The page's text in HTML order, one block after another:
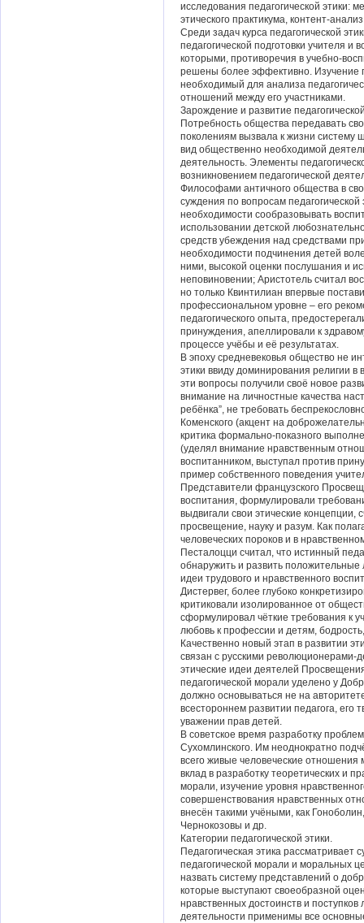
исследования педагогической этики:
этического практикума, контент-
Среди задач курса педагогической
педагогической подготовки учителя и
которыми, противоречия в учебно-
решены более эффективно. Изучение
необходимый для анализа
отношений между его участниками.
Зарождение и развитие
Потребность общества передавать
поколениям вызвала к жизни систему
вид общественно необходимой
деятельность. Элементы
возникновением педагогической
Философами античного общества в
суждения по вопросам
необходимости сообразовывать
использовании детской
средств убеждения над средствами
необходимости подчинения детей
ними, высокой оценки послушания и
неповиновении; Аристотель считал
но только Квинтилиан впервые
профессиональном уровне – его
педагогического опыта,
принуждения, апеллировали к
процессе учёбы и её результатах.
В эпоху средневековья общество не
этики ввиду доминирования религии
эти вопросы получили своё новое
внимание на личностные качества
ребёнка”, не требовать
Коменского (акцент на
критика формально-показного
(уделял внимание нравственным
воспитанником, выступал против
пример собственного поведения
Представители французского
воспитания, формулировали
выдвигали свои этические концепции,
просвещение, науку и разум. Как
человеческих пороков и в
Песталоцци считал, что истинный
обнаружить и развить положительные
идеи трудового и нравственного
Дистервег, более глубоко
критиковали изолированное от
сформулировал чёткие требования к
любовь к профессии и детям,
Качественно новый этап в развитии
связан с русскими революционерами-
этические идеи деятелей
педагогической морали уделено у
должно основываться не на
всестороннем развитии педагога,
уважении прав детей.
В советское время разработку
Сухомлинского. Им неоднократно
всего живые человеческие
вклад в разработку теоретических и
морали, изучение уровня
совершенствования нравственных
внесён такими учёными, как
Чернокозовы и др.
Категории педагогической этики.
Педагогическая этика рассматривает
педагогической морали и моральных
назвать систему представлений о
которые выступают своеобразной
нравственных достоинств и поступков
деятельности применимы все